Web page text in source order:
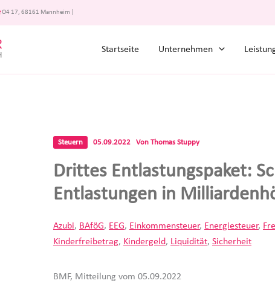
O4 17, 68161 Mannheim
Startseite Unternehmen
Steuern 05.09.2022 Von Thomas Stuppy
Drittes Entlastungspaket:
Entlastungen in
Azubi, BAföG, EEG, Einkommensteuer, Energiesteuer,
Kinderfreibetrag, Kindergeld, Liquidität, Sicherheit
BMF, Mitteilung vom 05.09.2022